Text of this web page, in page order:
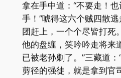
拿在手中道：“不要走！
手！”唬得这六个贼四散
团赶上，一个个尽皆打死
他的盘缠，笑吟吟走将来
已被老孙剿了。”三藏道
剪径的强徒，就是拿到官